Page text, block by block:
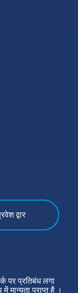
द्वार
पर प्रतिबंध लगा
मान्यता प्राप्त है ।